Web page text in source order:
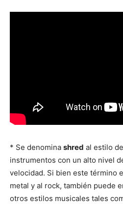
* Se denomina shred al estilo
instrumentos con un alto nivel
velocidad. Si bien este término
metal y al rock, también puede
otros estilos musicales tales